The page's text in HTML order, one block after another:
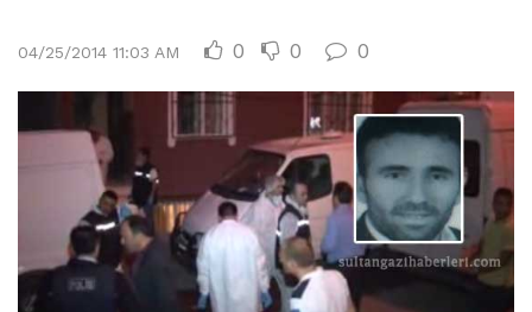
04/25/2014 11:03 AM 0 0 0